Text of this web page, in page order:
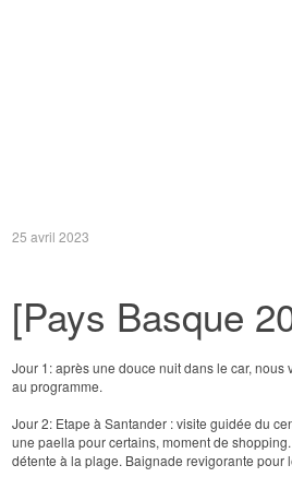
25 avril 2023
[Pays Basque
Jour 1: après une douce nuit dans le car,
au programme.
Jour 2: Etape à Santander : visite guidée du
une paella pour certains, moment de
détente à la plage. Baignade revigorante pour